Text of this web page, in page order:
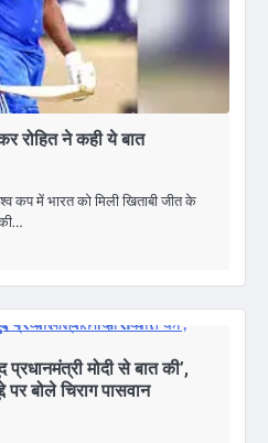
रोहित ने कही ये बात
कप में भारत को मिली खिताबी जीत के
मोदी से बात की’,
बोले चिराग पासवान